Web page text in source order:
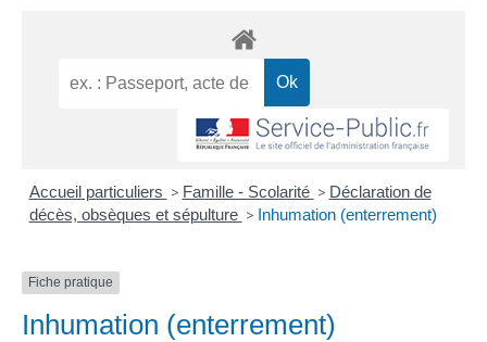
Accueil particuliers > Famille - Scolarité > Déclaration de
décès, obsèques et sépulture > Inhumation (enterrement)
Fiche pratique
Inhumation (enterrement)